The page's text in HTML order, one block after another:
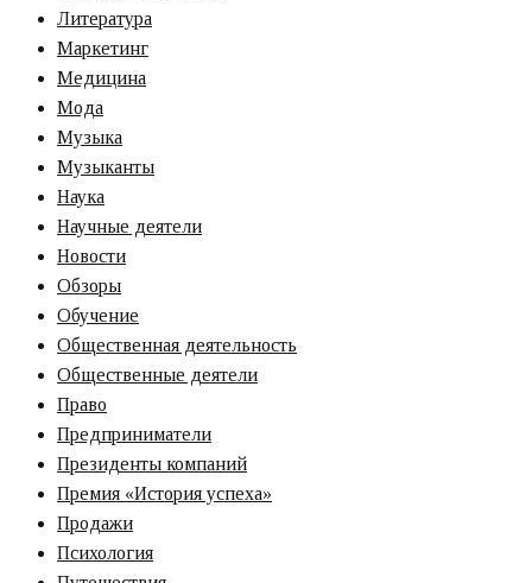
Литература
Маркетинг
Медицина
Мода
Музыка
Музыканты
Наука
Научные деятели
Новости
Обзоры
Обучение
Общественная деятельность
Общественные деятели
Право
Предприниматели
Президенты компаний
Премия «‎История успеха»‎
Продажи
Психология